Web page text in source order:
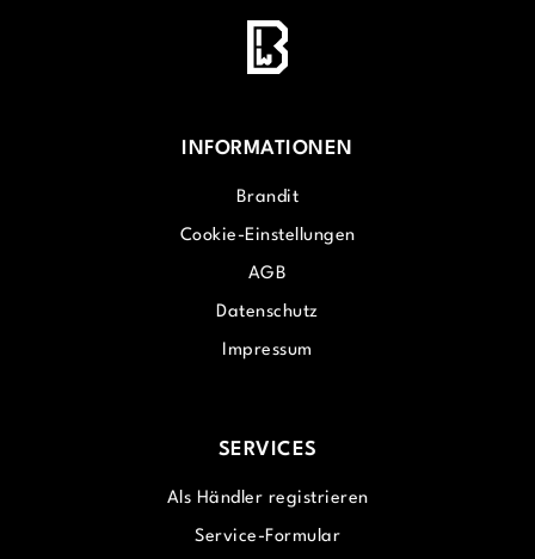
INFORMATIONEN
Brandit
Cookie-Einstellungen
AGB
Datenschutz
Impressum
SERVICES
Als Händler registrieren
Service-Formular